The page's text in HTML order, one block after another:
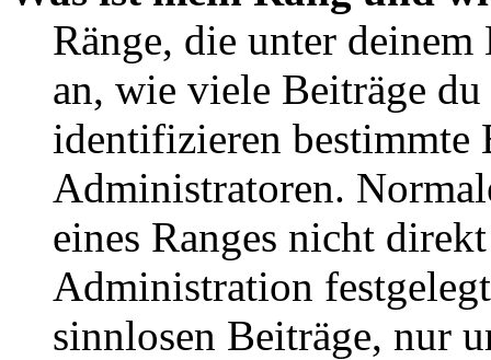
Ränge, die unter deinem
an, wie viele Beiträge
identifizieren bestimmte
Administratoren.
eines Ranges nicht
Administration
sinnlosen Beiträge, nur